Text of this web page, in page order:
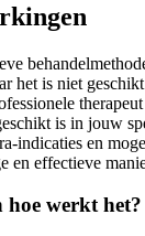
het is niet
is in jouw
indicaties en
en effectieve
hoe werkt het?